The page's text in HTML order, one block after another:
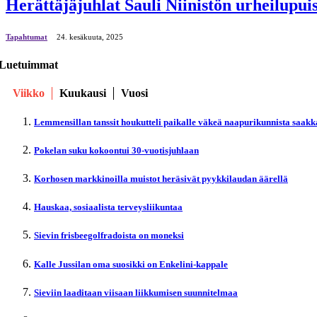
Herättäjäjuhlat Sauli Niinistön
Tapahtumat 24. kesäkuuta, 2025
Viikko Kuukausi Vuosi
Lemmensillan tanssit houkutteli paikalle väkeä naapurikunnista
Pokelan suku kokoontui 30-vuotisjuhlaan
Korhosen markkinoilla muistot heräsivät pyykkilaudan äärellä
Hauskaa, sosiaalista terveysliikuntaa
Sievin frisbeegolfradoista on moneksi
Kalle Jussilan oma suosikki on Enkelini-kappale
Sieviin laaditaan viisaan liikkumisen suunnitelmaa